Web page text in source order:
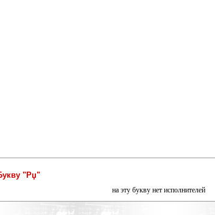
"Рџ"
на эту букву нет исполнителей